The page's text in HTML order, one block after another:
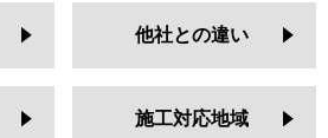
他社との違い
施工対応地域